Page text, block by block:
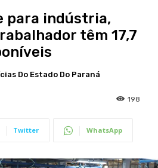
para indústria,
têm 17,7
Do Estado Do Paraná
198
Twitter WhatsApp